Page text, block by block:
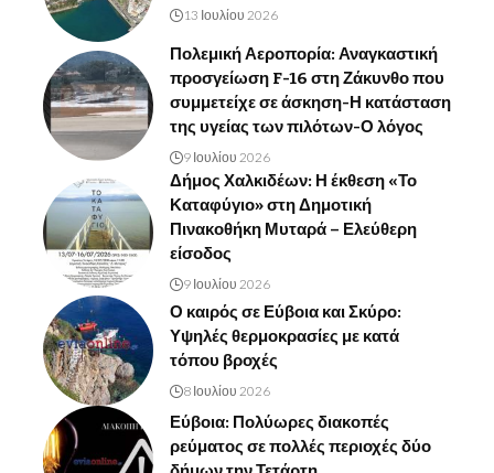
13 Ιουλίου 2026
Πολεμική Αεροπορία: Αναγκαστική
προσγείωση F-16 στη Ζάκυνθο που
συμμετείχε σε άσκηση-Η κατάσταση
της υγείας των πιλότων-Ο λόγος
9 Ιουλίου 2026
Δήμος Χαλκιδέων: Η έκθεση «Το
Καταφύγιο» στη Δημοτική
Πινακοθήκη Μυταρά – Ελεύθερη
είσοδος
9 Ιουλίου 2026
Ο καιρός σε Εύβοια και Σκύρο:
Υψηλές θερμοκρασίες με κατά
τόπου βροχές
8 Ιουλίου 2026
Εύβοια: Πολύωρες διακοπές
ρεύματος σε πολλές περιοχές δύο